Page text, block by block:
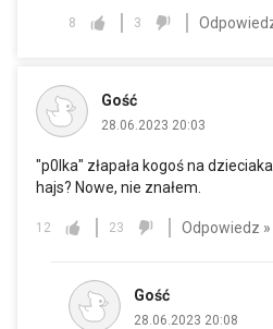
8 3
Gość
28.06.2023 20:03
"p0lka" złapała kogoś na
hajs? Nowe, nie znałem.
12 23 Odpowiedz »
Gość
28.06.2023 20:08